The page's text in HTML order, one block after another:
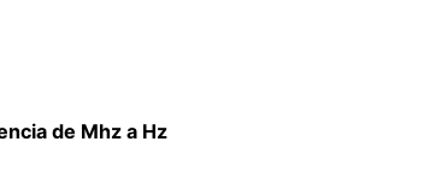
de Mhz a Hz